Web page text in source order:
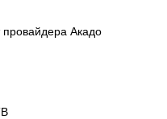
провайдера Акадо